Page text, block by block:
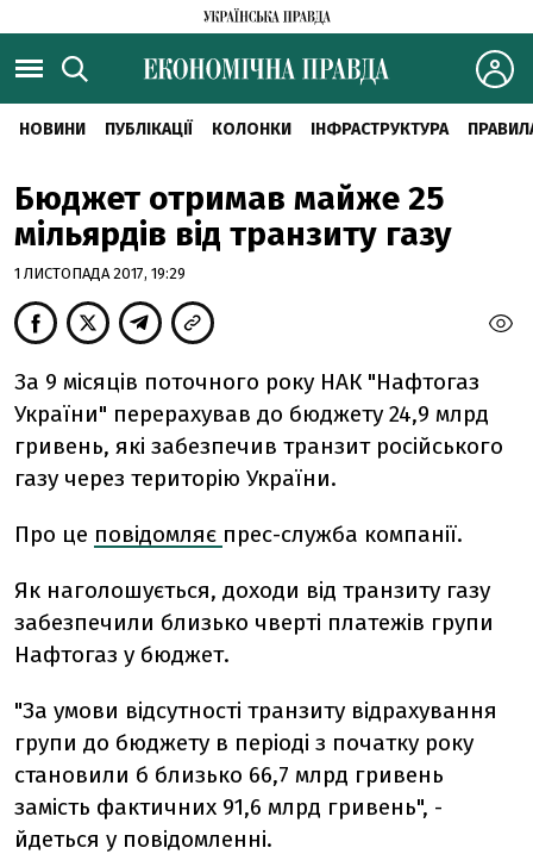
НОВИНИ ПУБЛІКАЦІЇ КОЛОНКИ ІНФРАСТРУКТУРА
Бюджет отримав майже 25
мільярдів від транзиту газу
1 ЛИСТОПАДА 2017, 19:29
За 9 місяців поточного року НАК "Нафтогаз
України" перерахував до бюджету 24,9 млрд
гривень, які забезпечив транзит російського
газу через територію України.
Про це повідомляє прес-служба компанії.
Як наголошується, доходи від транзиту газу
забезпечили близько чверті платежів групи
Нафтогаз у бюджет.
"За умови відсутності транзиту відрахування
групи до бюджету в періоді з початку року
становили б близько 66,7 млрд гривень
замість фактичних 91,6 млрд гривень", -
йдеться у повідомленні.